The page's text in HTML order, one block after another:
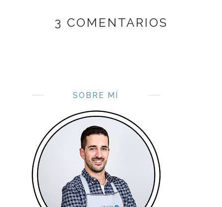
3 COMENTARIOS
SOBRE MÍ